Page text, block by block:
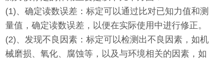
(1)、确定读数误差：标定可以通过比对已知力值和测
量值，确定读数误差，以便在实际使用中进行修正。
(2)、发现不良因素：标定可以检测出不良因素，如机
械磨损、氧化、腐蚀等，以及与环境相关的因素，如